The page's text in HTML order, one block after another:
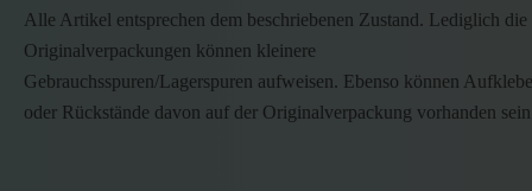
Alle Artikel entsprechen dem beschriebenen Zustand. Lediglich die
Originalverpackungen können kleinere
Gebrauchsspuren/Lagerspuren aufweisen. Ebenso können
oder Rückstände davon auf der Originalverpackung vorhanden